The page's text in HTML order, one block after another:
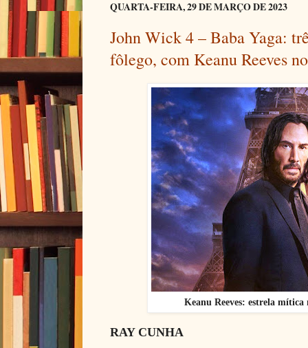
QUARTA-FEIRA, 29 DE MARÇO DE 2023
John Wick 4 – Baba Yaga:
fôlego, com Keanu Reeves
Keanu Reeves: estrela
RAY CUNHA